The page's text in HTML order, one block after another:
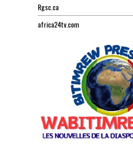
Rgsc.ca
africa24tv.com